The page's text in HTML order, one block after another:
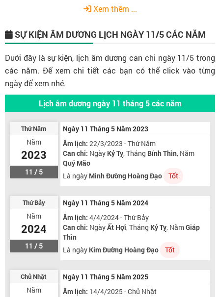
Xem thêm ...
SỰ KIỆN ÂM DƯƠNG LỊCH NGÀY 11/5CÁC NĂM
Dưới đây là sự kiện, lịch âm dương can chi ngày 11/5 trong
các năm. Để xem chi tiết các bạn có thể click vào từng
ngày để xem nhé.
Lịch âm dương ngày 11 tháng 5 các năm
Thứ Năm
Năm
2023
11 / 5
Ngày 11 Tháng 5 Năm 2023
Âm lịch: 22/3/2023 - Thứ Năm
Can chi: Ngày Kỷ Tỵ, Tháng Bính Thìn, Năm
Quý Mão
Là ngày Minh Đường Hoàng Đạo Tốt
Thứ Bảy
Năm
2024
11 / 5
Ngày 11 Tháng 5 Năm 2024
Âm lịch: 4/4/2024 - Thứ Bảy
Can chi: NgàyẤt Hợi, Tháng Kỷ Tỵ, NămGiáp
Thìn
Là ngày Kim Đường Hoàng Đạo Tốt
Chủ Nhật
Năm
Ngày 11 Tháng 5 Năm 2025
Âm lịch: 14/4/2025 - Chủ Nhật